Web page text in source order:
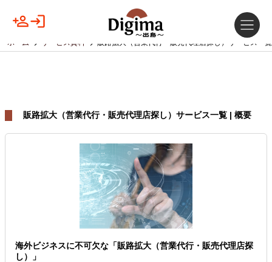
ホーム サービス資料 販路拡大（営業代行・販売代理店探し）サービス一覧
販路拡大（営業代行・販売代理店探し）サービス一覧 | 概要
海外ビジネスに不可欠な「販路拡大（営業代行・販売代理店探
し）」